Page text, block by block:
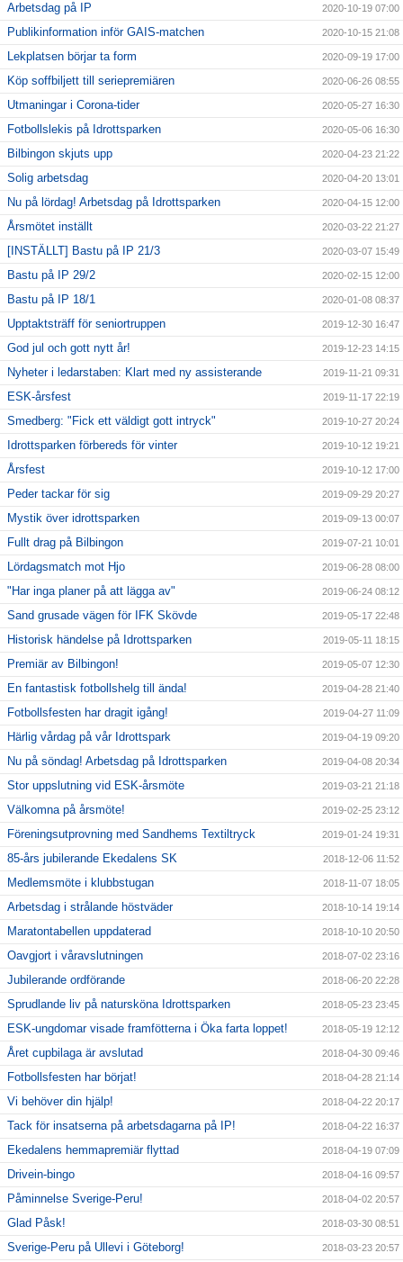
Arbetsdag på IP 2020-10-19 07:00
Publikinformation inför GAIS-matchen 2020-10-15 21:08
Lekplatsen börjar ta form 2020-09-19 17:00
Köp soffbiljett till seriepremiären 2020-06-26 08:55
Utmaningar i Corona-tider 2020-05-27 16:30
Fotbollslekis på Idrottsparken 2020-05-06 16:30
Bilbingon skjuts upp 2020-04-23 21:22
Solig arbetsdag 2020-04-20 13:01
Nu på lördag! Arbetsdag på Idrottsparken 2020-04-15 12:00
Årsmötet inställt 2020-03-22 21:27
[INSTÄLLT] Bastu på IP 21/3 2020-03-07 15:49
Bastu på IP 29/2 2020-02-15 12:00
Bastu på IP 18/1 2020-01-08 08:37
Upptaktsträff för seniortruppen 2019-12-30 16:47
God jul och gott nytt år! 2019-12-23 14:15
Nyheter i ledarstaben: Klart med ny assisterande 2019-11-21 09:31
ESK-årsfest 2019-11-17 22:19
Smedberg: "Fick ett väldigt gott intryck" 2019-10-27 20:24
Idrottsparken förbereds för vinter 2019-10-12 19:21
Årsfest 2019-10-12 17:00
Peder tackar för sig 2019-09-29 20:27
Mystik över idrottsparken 2019-09-13 00:07
Fullt drag på Bilbingon 2019-07-21 10:01
Lördagsmatch mot Hjo 2019-06-28 08:00
"Har inga planer på att lägga av" 2019-06-24 08:12
Sand grusade vägen för IFK Skövde 2019-05-17 22:48
Historisk händelse på Idrottsparken 2019-05-11 18:15
Premiär av Bilbingon! 2019-05-07 12:30
En fantastisk fotbollshelg till ända! 2019-04-28 21:40
Fotbollsfesten har dragit igång! 2019-04-27 11:09
Härlig vårdag på vår Idrottspark 2019-04-19 09:20
Nu på söndag! Arbetsdag på Idrottsparken 2019-04-08 20:34
Stor uppslutning vid ESK-årsmöte 2019-03-21 21:18
Välkomna på årsmöte! 2019-02-25 23:12
Föreningsutprovning med Sandhems Textiltryck 2019-01-24 19:31
85-års jubilerande Ekedalens SK 2018-12-06 11:52
Medlemsmöte i klubbstugan 2018-11-07 18:05
Arbetsdag i strålande höstväder 2018-10-14 19:14
Maratontabellen uppdaterad 2018-10-10 20:50
Oavgjort i våravslutningen 2018-07-02 23:16
Jubilerande ordförande 2018-06-20 22:28
Sprudlande liv på natursköna Idrottsparken 2018-05-23 23:45
ESK-ungdomar visade framfötterna i Öka farta loppet! 2018-05-19 12:12
Året cupbilaga är avslutad 2018-04-30 09:46
Fotbollsfesten har börjat! 2018-04-28 21:14
Vi behöver din hjälp! 2018-04-22 20:17
Tack för insatserna på arbetsdagarna på IP! 2018-04-22 16:37
Ekedalens hemmapremiär flyttad 2018-04-19 07:09
Drivein-bingo 2018-04-16 09:57
Påminnelse Sverige-Peru! 2018-04-02 20:57
Glad Påsk! 2018-03-30 08:51
Sverige-Peru på Ullevi i Göteborg! 2018-03-23 20:57